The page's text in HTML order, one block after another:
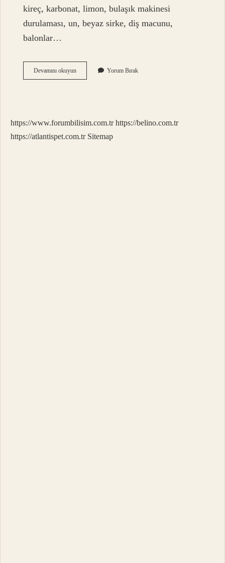
kireç, karbonat, limon, bulaşık makinesi
durulaması, un, beyaz sirke, diş macunu,
balonlar…
Devamını okuyunArmatür
Temizliği
Yorum Bırak
https://www.forumbilisim.com.tr https://belino.com.tr
https://atlantispet.com.tr Sitemap